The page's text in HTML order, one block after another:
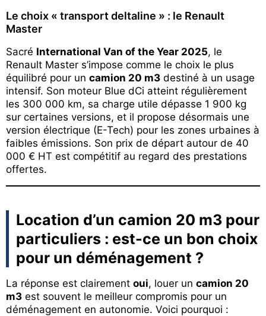
Le choix « transport deltaline » : le Renault
Master
Sacré International Van of the Year 2025, le
Renault Master s’impose comme le choix le plus
équilibré pour un camion 20 m3 destiné à un usage
intensif. Son moteur Blue dCi atteint régulièrement
les 300 000 km, sa charge utile dépasse 1 900 kg
sur certaines versions, et il propose désormais une
version électrique (E-Tech) pour les zones urbaines à
faibles émissions. Son prix de départ autour de 40
000 € HT est compétitif au regard des prestations
offertes.
Location d’un camion 20 m3 pour
particuliers : est-ce un bon choix
pour un déménagement ?
La réponse est clairement oui, louer un camion 20
m3 est souvent le meilleur compromis pour un
déménagement en autonomie. Voici pourquoi :